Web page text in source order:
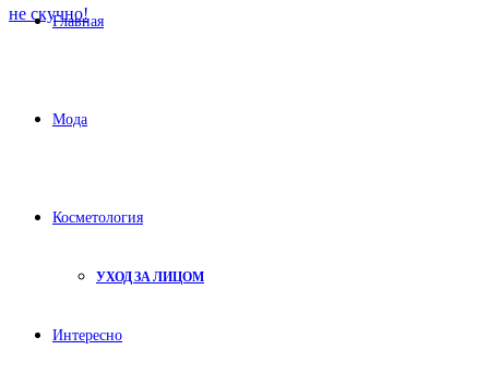
не скучно!
Главная
Мода
Косметология
УХОД ЗА ЛИЦОМ
Интересно